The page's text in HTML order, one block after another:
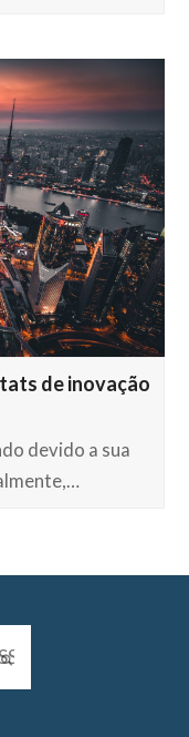
de inovação
devido a sua